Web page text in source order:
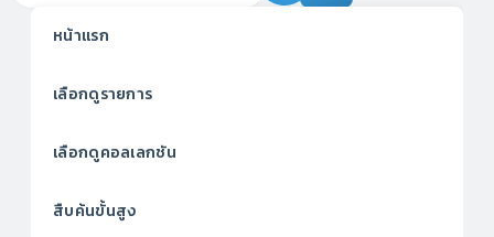
หน้าแรก
เลือกดูรายการ
เลือกดูคอลเลกชัน
สืบค้นขั้นสูง